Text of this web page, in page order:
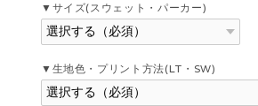
▼サイズ(スウェット・パーカー)
▼生地色・プリント方法(LT・SW)